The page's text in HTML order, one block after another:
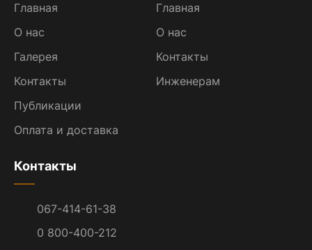
Главная
О нас
Галерея
Контакты
Публикации
Оплата и доставка
Главная
О нас
Контакты
Инженерам
Контакты
067-414-61-38
0 800-400-212